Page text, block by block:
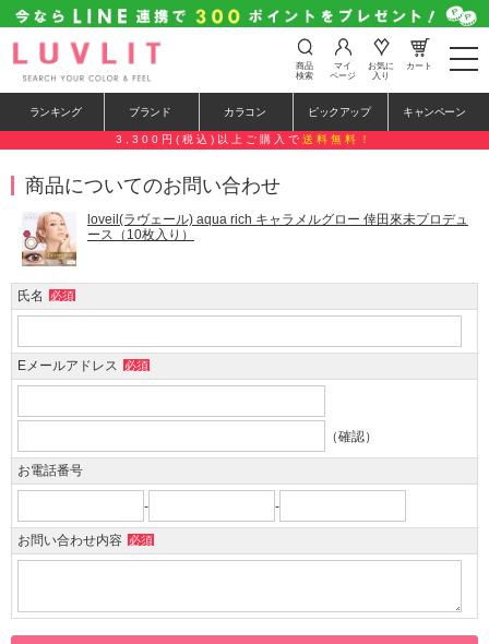
t
o
e
n
g
o
商品
検索
マイ
ページ
お気に
入り
カート
ランキング ブランド カラコン ピックアップ キャンペーン
3,300円(税込)以上ご購入で 送料無料！
商品についてのお問い合わせ
loveil(ラヴェール) aqua rich キャラメルグロー 倖田來未プロデュ
ース（10枚入り）
氏名 必須
Eメールアドレス 必須
（確認）
お電話番号
- -
お問い合わせ内容 必須